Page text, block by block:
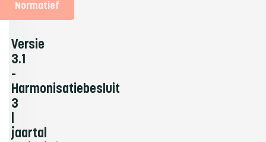
Normatief
Versie
3.1
-
Harmonisatiebesluit
3
jaartal